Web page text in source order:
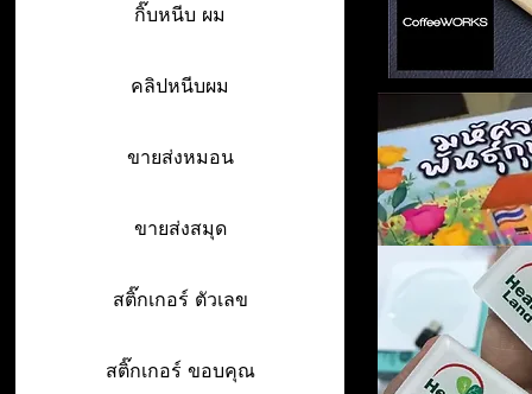
กิ๊บหนีบ ผม
คลิปหนีบผม
ขายส่งหมอน
ขายส่งสมุด
สติ๊กเกอร์ ตัวเลข
สติ๊กเกอร์ ขอบคุณ